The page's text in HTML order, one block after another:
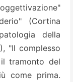
(Cortina
della
"Il complesso
tramonto del
come prima.